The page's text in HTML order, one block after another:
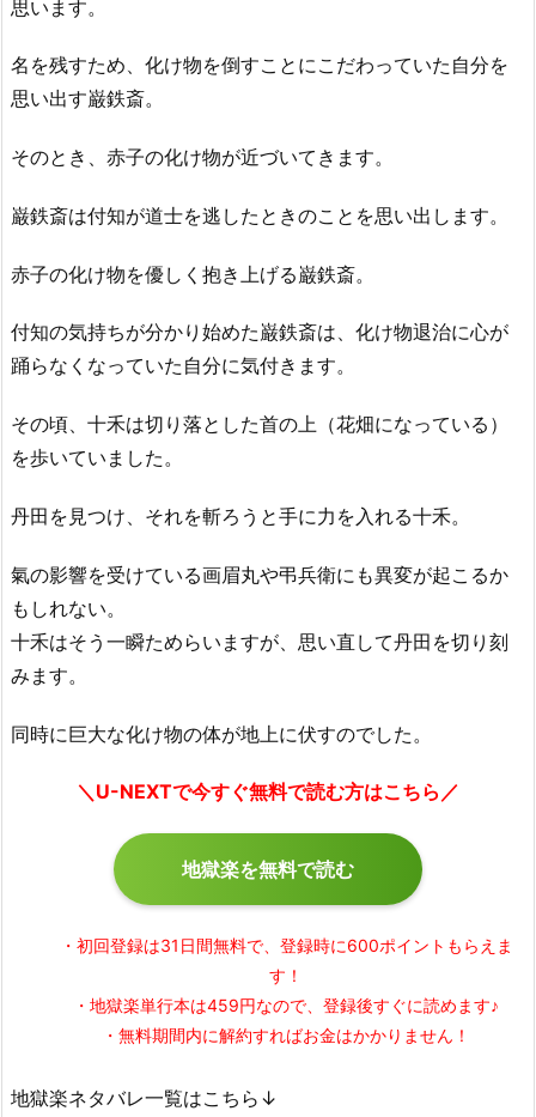
思います。
名を残すため、化け物を倒すことにこだわっていた自分を
思い出す巌鉄斎。
そのとき、赤子の化け物が近づいてきます。
巌鉄斎は付知が道士を逃したときのことを思い出します。
赤子の化け物を優しく抱き上げる巌鉄斎。
付知の気持ちが分かり始めた巌鉄斎は、化け物退治に心が
踊らなくなっていた自分に気付きます。
その頃、十禾は切り落とした首の上（花畑になっている）
を歩いていました。
丹田を見つけ、それを斬ろうと手に力を入れる十禾。
氣の影響を受けている画眉丸や弔兵衛にも異変が起こるか
もしれない。
十禾はそう一瞬ためらいますが、思い直して丹田を切り刻
みます。
同時に巨大な化け物の体が地上に伏すのでした。
＼U-NEXTで今すぐ無料で読む方はこちら／
地獄楽を無料で読む
・初回登録は31日間無料で、登録時に600ポイントもらえま
す！
・地獄楽単行本は459円なので、登録後すぐに読めます♪
・無料期間内に解約すればお金はかかりません！
地獄楽ネタバレ一覧はこちら↓